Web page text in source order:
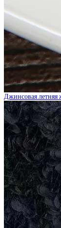
Джинсовая летняя